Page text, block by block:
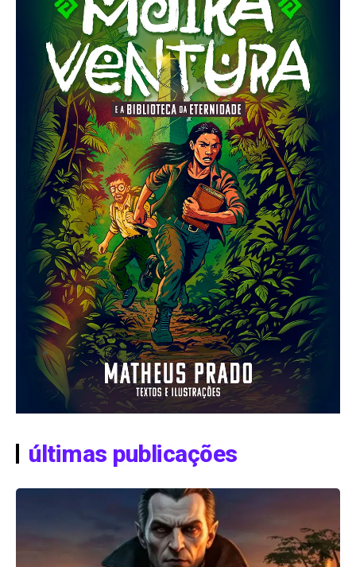
últimas publicações